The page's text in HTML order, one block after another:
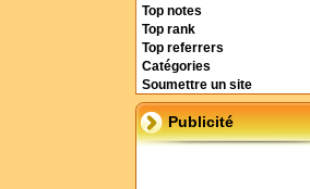
Top notes
Top rank
Top referrers
Catégories
Soumettre un site
Publicité